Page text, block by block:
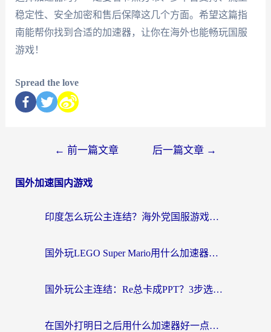
稳定性、安全加密和售后保障这几个方面。希望这篇指
南能帮你找到合适的加速器，让你在海外也能畅玩国服
游戏！
Spread the love
← 前一篇文章 后一篇文章 →
国外加速国内游戏
印度怎么玩公主连结？海外党国服游戏加速终极指南（附仙境传说RO重生细胞优化技巧）
国外玩LEGO Super Mario用什么加速器？2026海外玩家亲测有效指南
国外玩公主连结：Re总卡成PPT？3步选对加速器，畅玩国服无压力
在国外打明日之后用什么加速器好一点？海外玩家亲测有效的国服游戏加速指南